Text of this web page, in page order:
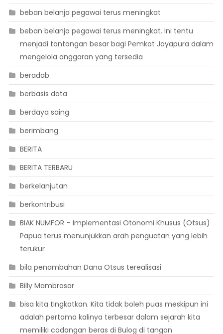
beban belanja pegawai terus meningkat
beban belanja pegawai terus meningkat. Ini tentu
menjadi tantangan besar bagi Pemkot Jayapura dalam
mengelola anggaran yang tersedia
beradab
berbasis data
berdaya saing
berimbang
BERITA
BERITA TERBARU
berkelanjutan
berkontribusi
BIAK NUMFOR – Implementasi Otonomi Khusus (Otsus)
Papua terus menunjukkan arah penguatan yang lebih
terukur
bila penambahan Dana Otsus terealisasi
Billy Mambrasar
bisa kita tingkatkan. Kita tidak boleh puas meskipun ini
adalah pertama kalinya terbesar dalam sejarah kita
memiliki cadangan beras di Bulog di tangan